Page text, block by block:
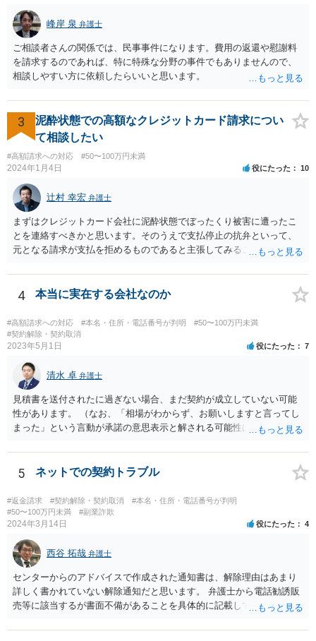
峰岸 泉 弁護士
ご相談者さんの関係では、民事事件になります。費用の返還や慰謝料
を請求するのであれば、特に特殊な分野の事件でもありませんので、
相談しやすい方に依頼したらいいと思います。
3
泥酔状態での高額なクレジットカード請求につい
て相談したい
#高額請求への対応 #50〜100万円未満
2024年1月4日 役にたった 10
辻村 幸宏 弁護士
まずはクレジットカード会社に泥酔状態でぼったくり被害に遭ったこ
とを連絡すべきかと思います。そのうえで支払停止の抗弁といって、
元となる請求が支払を拒めるものであると主張してみることになるか
かなかシビアかもしれません。 https://zenso.or.jp/wp-content/uploads/
JACAS173%e5%88%a4%e4%be%8b%e7%b4%b9%e4%bb%8b.pdf
4 本当に実在する会社なのか
#高額請求への対応 #本名・住所・電話番号が判明
#50〜100万円未満
#契約解除・契約取消
2023年5月1日 役にたった 7
清水 卓 弁護士
見積書を送付されたに過ぎない場合、まだ契約が成立していない可能
性があります。 （なお、「相場がわからず、お願いしますと言ってし
まった」という言動が承諾の意思表示と解される可能性はあります
る余地があるかもしれません）。 いずれにしても、相手会社の実在
等に不安を感じるのであれば、相手方とのやりとりを一旦保留とし
て、見積書等の相手方の表示（名称、代表者名、住所等）を手がかり
に、法務局で商業•法人登記の登記事項証明書の入手を試みてみる方法
も考えられます（相手の会社が実在する会社なのか、やりとりしてい
る相手が代表権限を有しているのか等について、登記登録の有無や登
録内容を確かめることができます）。 【参考】法務局サイト https://w
ww.moj.go.jp/MINJI/houjintouki.html
5 ネットでの契約トラブル
#返金請求 #契約解除・契約取消
#本名・住所・電話番号が判明
#50〜100万円未満
#副業詐欺
2024年3月14日 役にたった 4
西谷 拓哉 弁護士
センターからのアドバイスで作成された通知書は、解除理由はあまり
詳しく書かれていない解除通知だと思います。 弁護士から電話勧誘販
売等に該当するが書面不備があることを具体的に記載して返金を求め
護士から通知書をおくっても返事がない、低い金額しか返金を提案し